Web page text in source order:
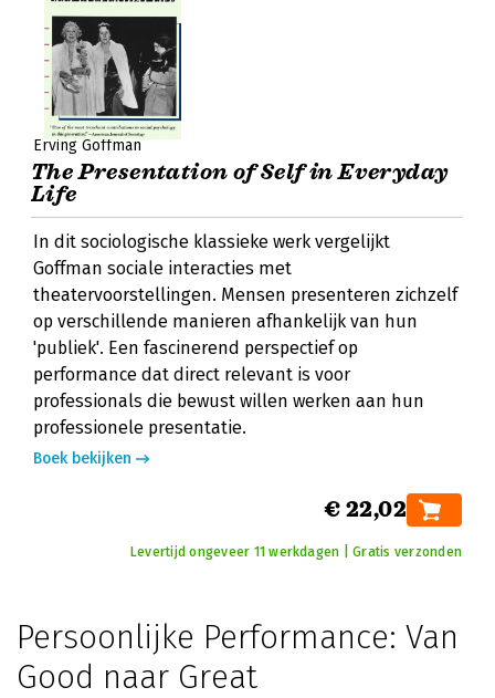
Erving Goffman
The Presentation of Self in Everyday
Life
In dit sociologische klassieke werk vergelijkt
Goffman sociale interacties met
theatervoorstellingen. Mensen presenteren zichzelf
op verschillende manieren afhankelijk van hun
'publiek'. Een fascinerend perspectief op
performance dat direct relevant is voor
professionals die bewust willen werken aan hun
professionele presentatie.
Boek bekijken
€ 22,02
Levertijd ongeveer 11 werkdagen | Gratis verzonden
Persoonlijke Performance: Van
Good naar Great